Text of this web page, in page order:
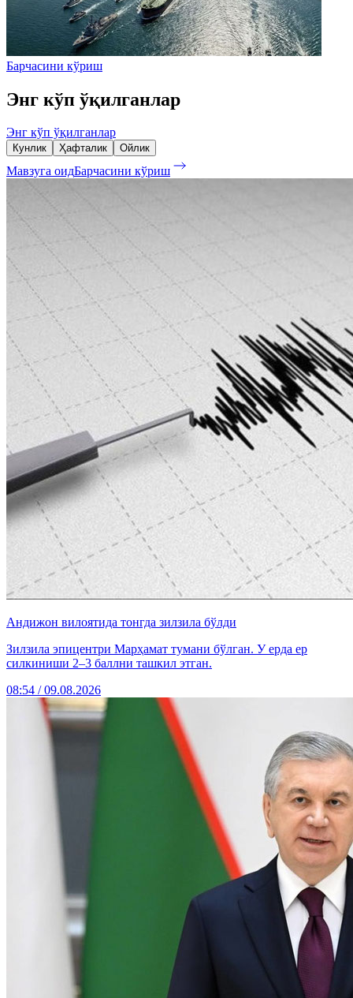
Барчасини кўриш
Энг кўп ўқилганлар
Энг кўп ўқилганлар
Кунлик Ҳафталик Ойлик
Мавзуга оидБарчасини кўриш
Андижон вилоятида тонгда зилзила бўлди
Зилзила эпицентри Марҳамат тумани бўлган. У ерда ер
силкиниши 2–3 баллни ташкил этган.
08:54 / 09.08.2026